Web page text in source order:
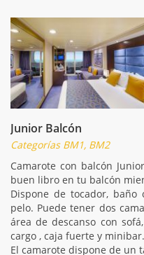
Junior Balcón
Categorías BM1, BM2
Camarote con balcón
buen libro en tu balcón
Dispone de tocador,
pelo. Puede tener dos
área de descanso con
cargo , caja fuerte y minibar.
El camarote dispone de un